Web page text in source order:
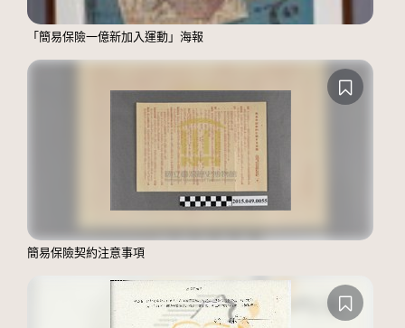
「簡易保險一億新加入運動」海報
簡易保險契約注意事項